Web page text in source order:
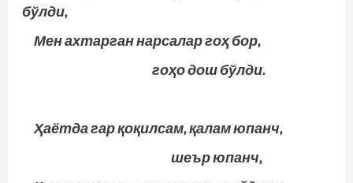
бўлди,
Мен ахтарган нарсалар гоҳ бор,
гоҳо дош бўлди.
Ҳаётда гар қоқилсам, қалам юпанч,
шеър юпанч,